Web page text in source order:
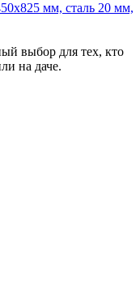
мм, сталь 20 мм,
выбор для тех, кто
на даче.